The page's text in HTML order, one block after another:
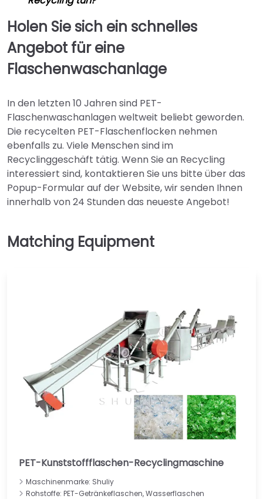
Holen Sie sich ein schnelles
Angebot für eine
Flaschenwaschanlage
In den letzten 10 Jahren sind PET-
Flaschenwaschanlagen weltweit beliebt geworden.
Die recycelten PET-Flaschenflocken nehmen
ebenfalls zu. Viele Menschen sind im
Recyclinggeschäft tätig. Wenn Sie an Recycling
interessiert sind, kontaktieren Sie uns bitte über das
Popup-Formular auf der Website, wir senden Ihnen
innerhalb von 24 Stunden das neueste Angebot!
PET-Kunststoffflaschen-Recyclingmaschine
Maschinenmarke: Shuliy
Rohstoffe: PET-Getränkeflaschen, Wasserflaschen